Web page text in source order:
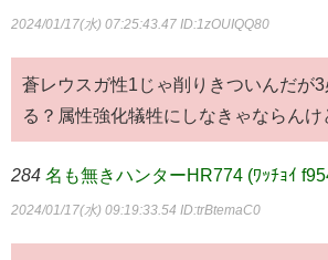
2024/01/17(水) 07:25:43.47 ID:1zOUIQQ80
蒼レウスガ性1じゃ削りきついんだが
る？属性強化犠牲にしなきゃならんけ
284 名も無きハンターHR774 (ﾜｯﾁｮｲ
2024/01/17(水) 09:19:33.54 ID:trBtemaC0